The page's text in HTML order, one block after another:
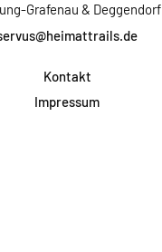
Grafenau & Deggendorf
Kontakt
Impressum